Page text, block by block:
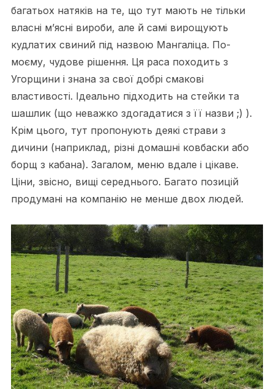
багатьох натяків на те, що тут мають не тільки
власні м’ясні вироби, але й самі вирощують
кудлатих свиний під назвою Мангаліца. По-
моєму, чудове рішення. Ця раса походить з
Угорщини і знана за свої добрі смакові
властивості. Ідеально підходить на стейки та
шашлик (що неважко здогадатися з її назви ;) ).
Крім цього, тут пропонують деякі страви з
дичини (наприклад, різні домашні ковбаски або
борщ з кабана). Загалом, меню вдале і цікаве.
Ціни, звісно, вищі середнього. Багато позицій
продумані на компанію не менше двох людей.